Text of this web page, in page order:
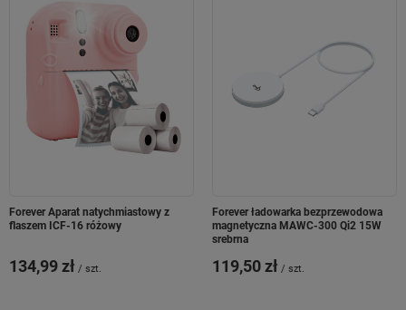
Forever Aparat natychmiastowy z
flaszem ICF-16 różowy
134,99 zł / szt.
Forever ładowarka bezprzewodowa
magnetyczna MAWC-300 Qi2 15W
srebrna
119,50 zł / szt.